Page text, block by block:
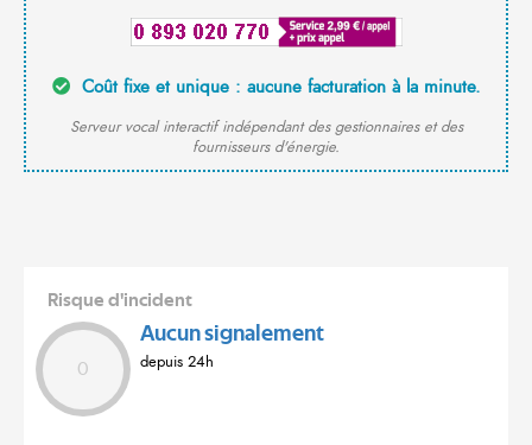
Coût fixe et unique : aucune facturation à la minute.
Serveur vocal interactif indépendant des gestionnaires et des
fournisseurs d'énergie.
Risque d'incident
0
Aucun signalement
depuis 24h